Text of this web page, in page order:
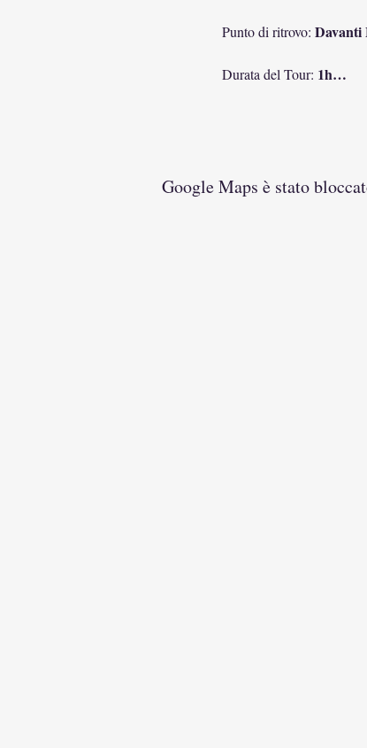
Punto di ritrovo: Davanti
Durata del Tour: 1h…
Google Maps è stato